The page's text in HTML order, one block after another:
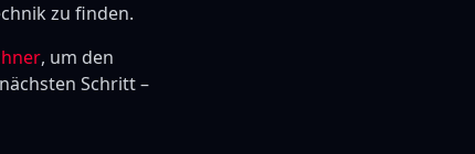
zu finden.
, um den
Schritt –